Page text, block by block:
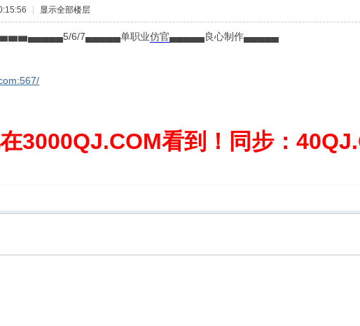
显示全部楼层
6/7▄▄▄▄▄单职业仿官▄▄▄▄▄良心制作▄▄▄▄▄
3000QJ.COM看到！同步：